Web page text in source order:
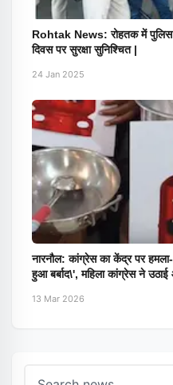
Rohtak News: रोहतक में पुलिस
दिवस पर सुरक्षा सुनिश्चित |
24 Jan 2025
नारनौल: कांग्रेस का केंद्र पर
हुआ बर्बाद\', महिला कांग्रेस ने
13 Mar 2026